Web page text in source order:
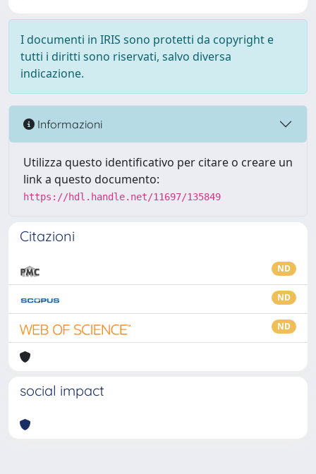
I documenti in IRIS sono protetti da copyright e
tutti i diritti sono riservati, salvo diversa
indicazione.
Informazioni
Utilizza questo identificativo per citare o creare un
link a questo documento:
https://hdl.handle.net/11697/135849
Citazioni
ND
ND
ND
social impact